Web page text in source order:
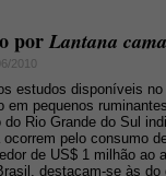
por Lantana
2010
estudos disponíveis
em pequenos
do Rio Grande do Sul
pelo consumo
de US$ 1 milhão ao
destacam-se às do